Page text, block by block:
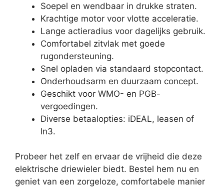
Soepel en wendbaar in drukke straten.
Krachtige motor voor vlotte acceleratie.
Lange actieradius voor dagelijks gebruik.
Comfortabel zitvlak met goede
rugondersteuning.
Snel opladen via standaard stopcontact.
Onderhoudsarm en duurzaam concept.
Geschikt voor WMO- en PGB-
vergoedingen.
Diverse betaalopties: iDEAL, leasen of
In3.
Probeer het zelf en ervaar de vrijheid die deze
elektrische driewieler biedt. Bestel hem nu en
geniet van een zorgeloze, comfortabele manier